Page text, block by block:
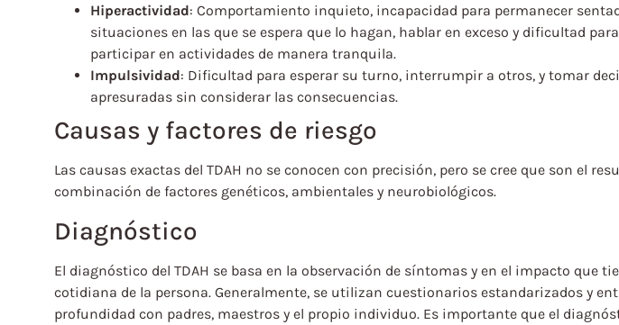
Hiperactividad: Comportamiento inquieto, incapacidad para permanecer
situaciones en las que se espera que lo hagan, hablar en exceso y dificultad
participar en actividades de manera tranquila.
Impulsividad: Dificultad para esperar su turno, interrumpir a otros, y tomar
apresuradas sin considerar las consecuencias.
Causas y factores de riesgo
Las causas exactas del TDAH no se conocen con precisión, pero se cree que son el
combinación de factores genéticos, ambientales y neurobiológicos.
Diagnóstico
El diagnóstico del TDAH se basa en la observación de síntomas y en el impacto que
cotidiana de la persona. Generalmente, se utilizan cuestionarios estandarizados y
profundidad con padres, maestros y el propio individuo. Es importante que el